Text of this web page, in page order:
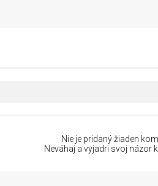
Nie je pridaný žiaden
Neváhaj a vyjadri svoj názor